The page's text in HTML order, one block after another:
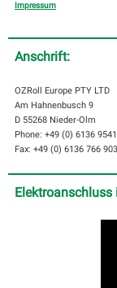
Impressum
Anschrift:
OZRoll Europe PTY LTD
Am Hahnenbusch 9
D 55268 Nieder-Olm
Phone: +49 (0) 6136
Fax: +49 (0) 6136 766
Elektroanschluss